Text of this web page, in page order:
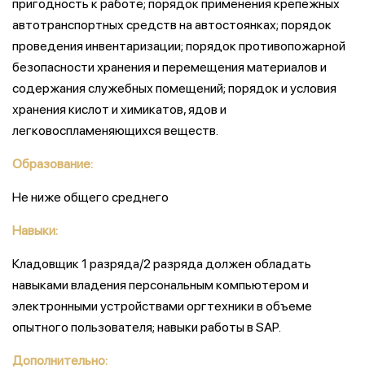
пригодность к работе; порядок применения крепежных
автотранспортных средств на автостоянках; порядок
проведения инвентаризации; порядок противопожарной
безопасности хранения и перемещения материалов и
содержания служебных помещений; порядок и условия
хранения кислот и химикатов, ядов и
легковоспламеняющихся веществ.
Образование:
Не ниже общего среднего
Навыки:
Кладовщик 1 разряда/2 разряда должен обладать
навыками владения персональным компьютером и
электронными устройствами оргтехники в объеме
опытного пользователя; навыки работы в SAP.
Дополнительно: